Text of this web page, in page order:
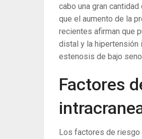
cabo una gran
que el aumento de la
recientes afirman que
distal y la hipertensión
estenosis de bajo
Factores
Los factores de riesgo